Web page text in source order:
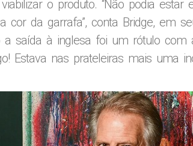
o produto. “Não podia
cor da garrafa”, conta Bridge, em
a saída à inglesa foi um rótulo
Estava nas prateleiras mais uma